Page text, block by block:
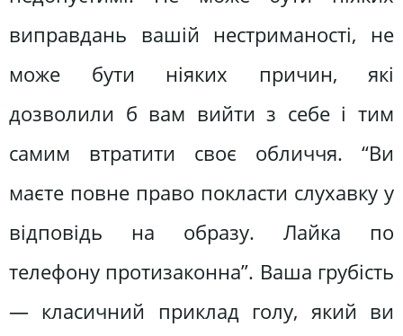
виправдань вашій нестриманості, не
може бути ніяких причин, які
дозволили б вам вийти з себе і тим
самим втратити своє обличчя. “Ви
маєте повне право покласти слухавку у
відповідь на образу. Лайка по
телефону протизаконна”. Ваша грубість
— класичний приклад голу, який ви